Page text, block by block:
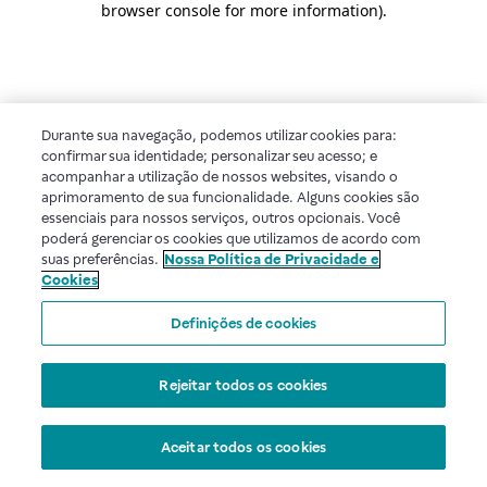
browser console for more information).
Durante sua navegação, podemos utilizar cookies para:
confirmar sua identidade; personalizar seu acesso; e
acompanhar a utilização de nossos websites, visando o
aprimoramento de sua funcionalidade. Alguns cookies são
essenciais para nossos serviços, outros opcionais. Você
poderá gerenciar os cookies que utilizamos de acordo com
suas preferências. Nossa Política de Privacidade e
Cookies
Definições de cookies
Rejeitar todos os cookies
Aceitar todos os cookies